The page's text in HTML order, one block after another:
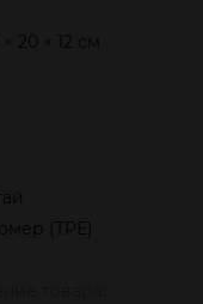
× 20 × 12 см
(TPE)